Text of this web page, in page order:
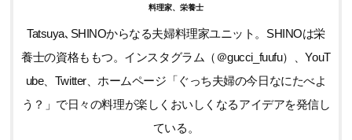
料理家、栄養士
Tatsuya､SHINOからなる夫婦料理家ユニット。SHINOは栄
養士の資格ももつ。インスタグラム（＠gucci_fuufu）、YouT
ube、Twitter、ホームページ「ぐっち夫婦の今日なにたべよ
う？」で日々の料理が楽しくおいしくなるアイデアを発信し
ている。